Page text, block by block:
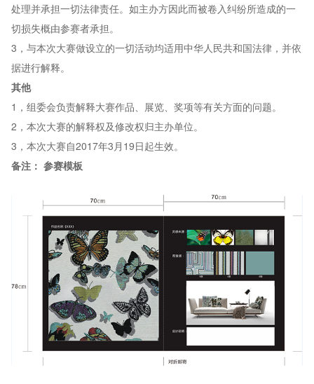
处理并承担一切法律责任。如主办方因此而被卷入纠纷所造成的一
切损失概由参赛者承担。
3，与本次大赛做设立的一切活动均适用中华人民共和国法律，并依
据进行解释。
其他
1，组委会负责解释大赛作品、展览、奖项等有关方面的问题。
2，本次大赛的解释权及修改权归主办单位。
3，本次大赛自2017年3月19日起生效。
备注： 参赛模板